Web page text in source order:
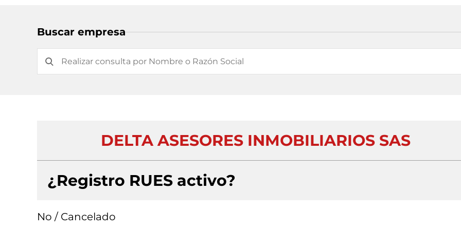
Buscar empresa
DELTA ASESORES INMOBILIARIOS SAS
¿Registro RUES activo?
No / Cancelado